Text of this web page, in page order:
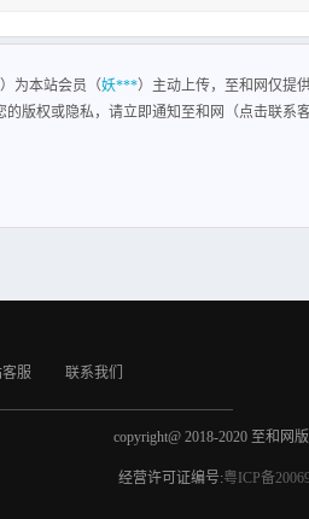
为本站会员（妖***）主动上传，至和网仅提
版权或隐私，请立即通知至和网（点击联系
客服 联系我们
copyright@ 2018-2020 至和网
经营许可证编号:粤ICP备